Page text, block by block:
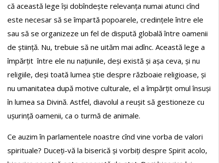
că această lege își dobîndește relevanța numai atunci cînd
este necesar să se împartă popoarele, credințele între ele
sau să se organizeze un fel de dispută globală între oamenii
de știință. Nu, trebuie să ne uităm mai adînc. Această lege a
împărțit între ele nu națiunile, deși există și așa ceva, și nu
religiile, deși toată lumea știe despre războaie religioase, și
nu umanitatea după motive culturale, el a împărțit omul însuși
în lumea sa Divină. Astfel, diavolul a reușit să gestioneze cu
ușurință oamenii, ca o turmă de animale.
Ce auzim în parlamentele noastre cînd vine vorba de valori
spirituale? Duceți-vă la biserică și vorbiți despre Spirit acolo,